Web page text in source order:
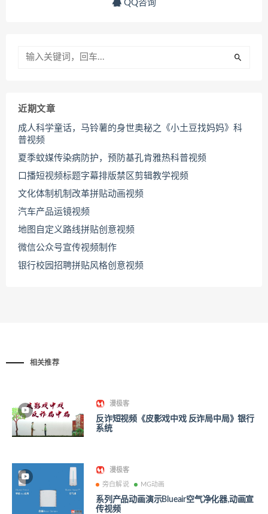
QQ咨询
近期文章
成人科学童话，马铃薯的身世奥秘之《小土豆找妈妈》科
普视频
夏季蚊媒传染病防护，预防基孔肯雅热科普视频
口播短视频标题字幕排版禁区剪辑教学视频
文化体制机制改革拼贴动画视频
汽车产品运镜视频
地图自定义路线拼贴创意视频
微信公众号宣传视频制作
银行校园招聘拼贴风格创意视频
相关推荐
漫极客
反诈短视频《皮影戏中戏 反诈局中局》银行
系统
漫极客
旁白解说 MG动画
系列产品动画演示Blueair空气净化器,动画宣
传视频